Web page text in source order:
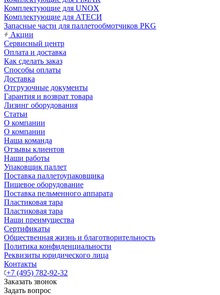
Комплектующие для UNOX
Комплектующие для АТЕСИ
Запасные части для паллетообмотчиков PKG
Акции
Сервисный центр
Оплата и доставка
Как сделать заказ
Способы оплаты
Доставка
Отгрузочные документы
Гарантия и возврат товара
Лизинг оборудования
Статьи
О компании
О компании
Наша команда
Отзывы клиентов
Наши работы
Упаковщик паллет
Поставка паллетоупаковщика
Пищевое оборудование
Поставка пельменного аппарата
Пластиковая тара
Пластиковая тара
Наши преимущества
Сертификаты
Общественная жизнь и благотворительность
Политика конфиденциальности
Реквизиты юридического лица
Контакты
+7 (495) 782-92-32
Заказать звонок
Задать вопрос